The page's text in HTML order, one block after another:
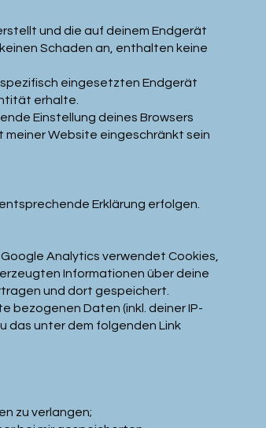
und die auf deinem Endgerät
Schaden an, enthalten keine
eingesetzten Endgerät
erhalte.
Einstellung deines Browsers
Website eingeschränkt sein
Erklärung erfolgen.
Analytics verwendet Cookies,
Informationen über deine
und dort gespeichert.
bezogenen Daten (inkl. deiner IP-
das unter dem folgenden Link
zu verlangen;